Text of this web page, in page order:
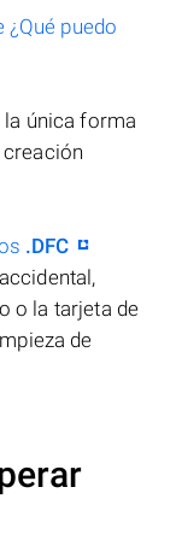
puedo
única forma
.DFC
o la tarjeta de
de